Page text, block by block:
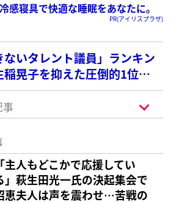
感寝具で快適な睡眠をあなたに。
PR(アイリスプラザ)
いタレント議員」ランキン
晃子を抑えた圧倒的1位
「主人もどこかで応援してい
」萩生田光一氏の決起集会で
恵夫人は声を震わせ…苦戦の